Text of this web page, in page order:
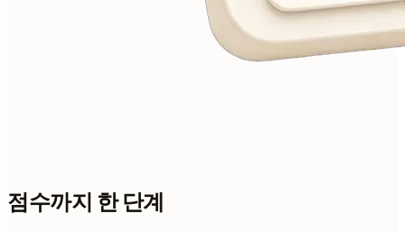
점수까지 한 단계